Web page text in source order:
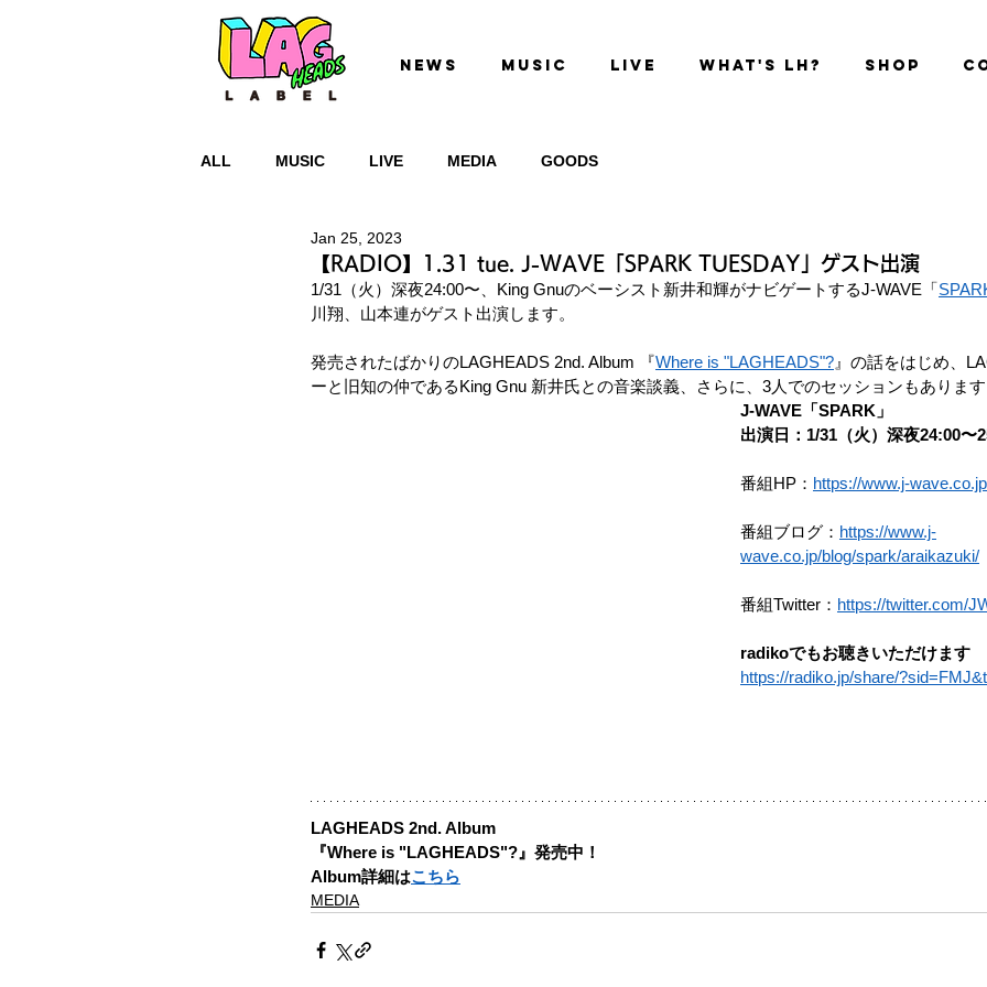
NEWS MUSIC LIVE WHAT'S LH? SHOP
ALL MUSIC LIVE MEDIA GOODS
【RADIO】1.31 tue. J-WAVE「SPARK TUESDAY」ゲスト出演
Jan 25, 2023
1/31（火）深夜24:00〜、King Gnuのベーシスト新井和輝がナビゲートするJ-WAVE「
川翔、山本連がゲスト出演します。
発売されたばかりのLAGHEADS 2nd. Album 『Where is "LAGHEADS"? 』の話をはじめ、
ーと旧知の仲であるKing Gnu 新井氏との音楽談義、さらに、3人でのセッションもあります
J-WAVE「SPARK」
出演日：1/31（火）深夜24:00〜
番組HP： https://www.j-
番組ブログ： https://www.j-
wave.co.jp/blog/spark/araikazuki/
番組Twitter： https://twitter.com/
radikoでもお聴きいただけます
https://radiko.jp/share/
LAGHEADS 2nd. Album
『Where is "LAGHEADS"?』発売中！
Album詳細はこちら
MEDIA